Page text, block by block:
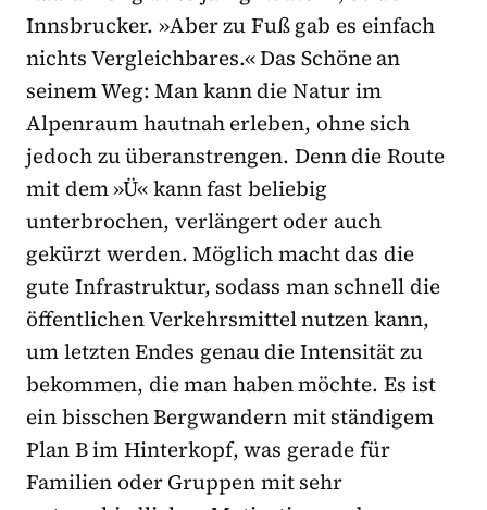
Innsbrucker. »Aber zu Fuß gab es einfach
nichts Vergleichbares.« Das Schöne an
seinem Weg: Man kann die Natur im
Alpenraum hautnah erleben, ohne sich
jedoch zu überanstrengen. Denn die Route
mit dem »Ü« kann fast beliebig
unterbrochen, verlängert oder auch
gekürzt werden. Möglich macht das die
gute Infrastruktur, sodass man schnell die
öffentlichen Verkehrsmittel nutzen kann,
um letzten Endes genau die Intensität zu
bekommen, die man haben möchte. Es ist
ein bisschen Bergwandern mit ständigem
Plan B im Hinterkopf, was gerade für
Familien oder Gruppen mit sehr